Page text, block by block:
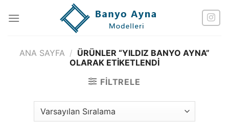
atla
ANA SAYFA / ÜRÜNLER “YILDIZ BANYO AYNA”
OLARAK ETIKETLENDI
FILTRELE